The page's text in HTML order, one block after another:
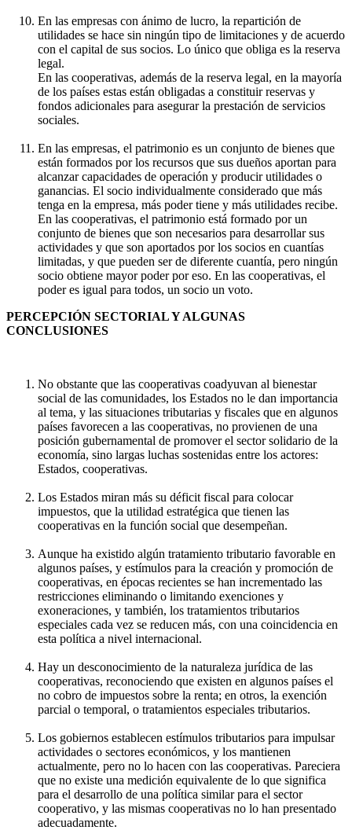
En las empresas con ánimo de lucro, la repartición de
utilidades se hace sin ningún tipo de limitaciones y de acuerdo
con el capital de sus socios. Lo único que obliga es la reserva
legal.
En las cooperativas, además de la reserva legal, en la mayoría
de los países estas están obligadas a constituir reservas y
fondos adicionales para asegurar la prestación de servicios
sociales.
En las empresas, el patrimonio es un conjunto de bienes que
están formados por los recursos que sus dueños aportan para
alcanzar capacidades de operación y producir utilidades o
ganancias. El socio individualmente considerado que más
tenga en la empresa, más poder tiene y más utilidades recibe.
En las cooperativas, el patrimonio está formado por un
conjunto de bienes que son necesarios para desarrollar sus
actividades y que son aportados por los socios en cuantías
limitadas, y que pueden ser de diferente cuantía, pero ningún
socio obtiene mayor poder por eso. En las cooperativas, el
poder es igual para todos, un socio un voto.
PERCEPCIÓN SECTORIAL Y ALGUNAS
CONCLUSIONES
No obstante que las cooperativas coadyuvan al bienestar
social de las comunidades, los Estados no le dan importancia
al tema, y las situaciones tributarias y fiscales que en algunos
países favorecen a las cooperativas, no provienen de una
posición gubernamental de promover el sector solidario de la
economía, sino largas luchas sostenidas entre los actores:
Estados, cooperativas.
Los Estados miran más su déficit fiscal para colocar
impuestos, que la utilidad estratégica que tienen las
cooperativas en la función social que desempeñan.
Aunque ha existido algún tratamiento tributario favorable en
algunos países, y estímulos para la creación y promoción de
cooperativas, en épocas recientes se han incrementado las
restricciones eliminando o limitando exenciones y
exoneraciones, y también, los tratamientos tributarios
especiales cada vez se reducen más, con una coincidencia en
esta política a nivel internacional.
Hay un desconocimiento de la naturaleza jurídica de las
cooperativas, reconociendo que existen en algunos países el
no cobro de impuestos sobre la renta; en otros, la exención
parcial o temporal, o tratamientos especiales tributarios.
Los gobiernos establecen estímulos tributarios para impulsar
actividades o sectores económicos, y los mantienen
actualmente, pero no lo hacen con las cooperativas. Pareciera
que no existe una medición equivalente de lo que significa
para el desarrollo de una política similar para el sector
cooperativo, y las mismas cooperativas no lo han presentado
adecuadamente.